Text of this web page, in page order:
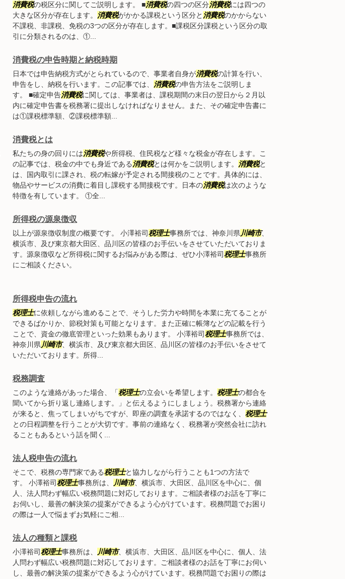
消費税の税区分に関してご説明します。 ■消費税の四つの区分消費税には四つの
大きな区分が存在します。
消費税がかかる課税という区分と 消費税のかからない
不課税、非課税、免税の3つの区分が存在します。■課税区分課税という区分の取
引に分類されるのは、①...
消費税の申告時期と納税時期
日本では申告納税方式がとられているので、事業者自身が消費税の計算を行い、
申告をし、納税を行います。この記事では、
消費税の申告方法をご説明しま
す。 ■確定申告消費税に関しては、事業者は、課税期間の末日の翌日から２月以
内に確定申告書を税務署に提出しなければなりません。また、その確定申告書に
は①課税標準額、②課税標準額...
消費税とは
私たちの身の回りには消費税や所得税、住民税など様々な税金が存在します。こ
の記事では、税金の中でも身近である 消費税とは何かをご説明します。 消費税と
は、国内取引に課され、税の転嫁が予定される間接税のことです。具体的には、
物品やサービスの消費に着目し課税する間接税です。日本の消費税は次のような
特徴を有しています。 ①全...
所得税の源泉徴収
以上が源泉徴収制度の概要です。 小澤裕司税理士事務所では、神奈川県 川崎市、
横浜市、及び東京都大田区、品川区の皆様のお手伝いをさせていただいておりま
す。源泉徴収など所得税に関するお悩みがある際は、ぜひ小澤裕司税理士事務所
にご相談ください。
所得税申告の流れ
税理士に依頼しながら進めることで、そうした労力や時間を本業に充てることが
できるばかりか、節税対策も可能となります。また正確に帳簿などの記載を行う
ことで、資金の徹底管理といった効果もあります。 小澤裕司税理士事務所では、
神奈川県 川崎市、横浜市、及び東京都大田区、品川区の皆様のお手伝いをさせて
いただいております。所得...
税務調査
このような連絡があった場合、「税理士の立会いを希望します。 税理士の都合を
聞いてから折り返し連絡します。」と伝えるようにしましょう。税務署から連絡
が来ると、焦ってしまいがちですが、即座の調査を承諾するのではなく、 税理士
との日程調整を行うことが大切です。事前の連絡なく、税務署が突然会社に訪れ
ることもあるという話を聞く...
法人税申告の流れ
そこで、税務の専門家である税理士と協力しながら行うことも1つの方法で
す。 小澤裕司税理士事務所は、 川崎市、横浜市、大田区、品川区を中心に、個
人、法人問わず幅広い税務問題に対応しております。ご相談者様のお話を丁寧に
お伺いし、最善の解決策の提案ができるよう心がけています。税務問題でお困り
の際は一人で悩まずお気軽にご相...
法人の種類と課税
小澤裕司税理士事務所は、 川崎市、横浜市、大田区、品川区を中心に、個人、法
人問わず幅広い税務問題に対応しております。ご相談者様のお話を丁寧にお伺い
し、最善の解決策の提案ができるよう心がけています。税務問題でお困りの際は